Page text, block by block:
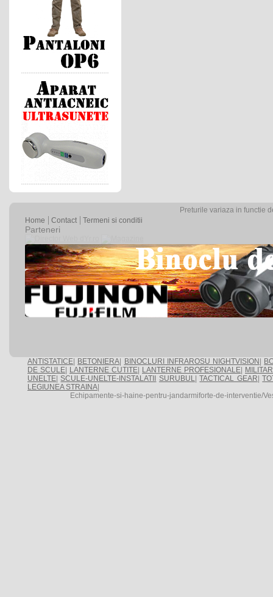
Preturile variaza in functie
Home
Contact Termeni si conditii
Parteneri
ANTISTATICE BETONIERA BINOCLURI INFRAROSU NIGHTVISION
DE SCULE
LANTERNE CUTITE LANTERNE PROFESIONALE
UNELTE SCULE-UNELTE-INSTALATII SURUBUL|TACTICAL GEAR |
LEGIUNEA STRAINA
Echipamente-si-haine-pentru-jandarmiforte-de-interventie/